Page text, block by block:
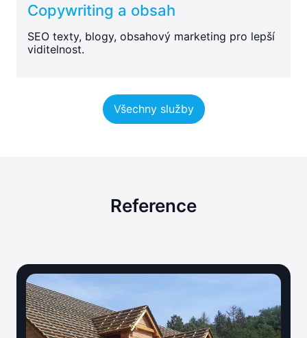
Copywriting a obsah
SEO texty, blogy, obsahový marketing pro lepší
viditelnost.
Všechny služby
Reference